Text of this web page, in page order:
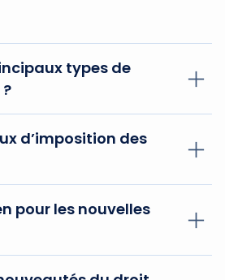
types de
(startups/flexibilité).
d’imposition des
~23,87 %.
pour les nouvelles